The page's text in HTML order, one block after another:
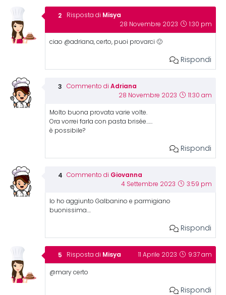
Risposta di Misya
28 Novembre 2023 1:30 pm
ciao @adriana, certo, puoi provarci 🙂
Rispondi
Commento di Adriana
28 Novembre 2023 11:30 am
Molto buona provata varie volte.
Ora vorrei farla con pasta brisée……
è possibile?
Rispondi
Commento di Giovanna
4 Settembre 2023 3:59 pm
Io ho aggiunto Galbanino e parmigiano
buonissima….
Rispondi
Risposta di Misya 11 Aprile 2023 9:37 am
@mary certo
Rispondi